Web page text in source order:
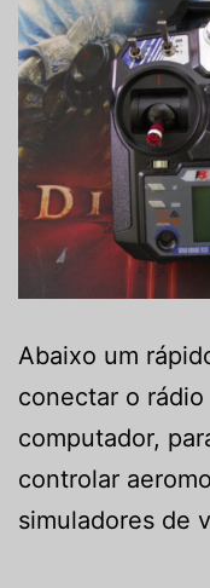
Abaixo um
conectar o
computador,
controlar
simuladores de